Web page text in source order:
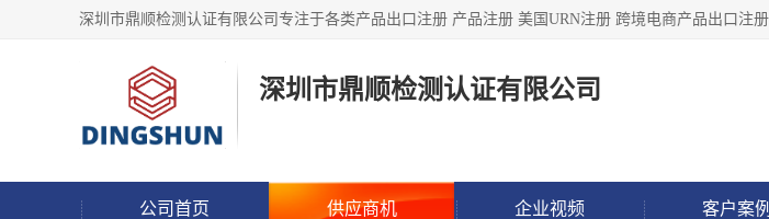
深圳市鼎顺检测认证有限公司
公司首页 供应商机 企业视频 客户案例